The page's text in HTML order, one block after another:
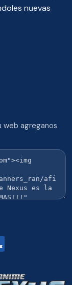
nuevas
web agreganos